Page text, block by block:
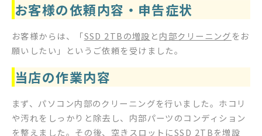
お客様の依頼内容・申告症状
お客様からは、「SSD 2TBの増設 と内部クリーニングをお
願いしたい」というご依頼を受けました。
当店の作業内容
まず、パソコン内部のクリーニングを行いました。ホコリ
や汚れをしっかりと除去し、内部パーツのコンディション
を整えました。その後、空きスロットにSSD 2TBを増設